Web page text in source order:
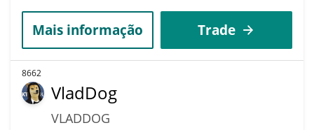
Mais informação Trade
8662
VladDog
VLADDOG